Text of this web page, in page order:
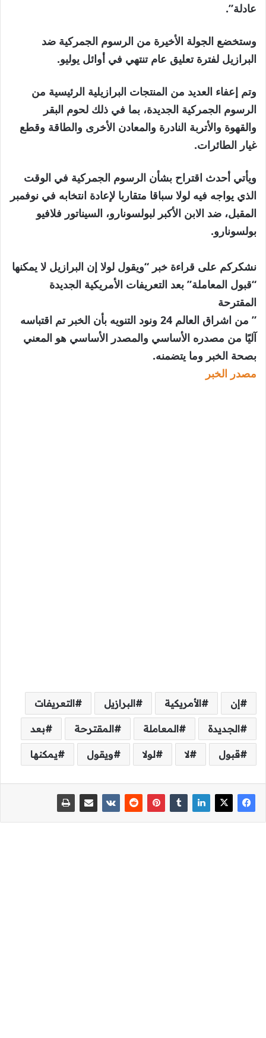
عادلة”.
وستخضع الجولة الأخيرة من الرسوم الجمركية ضد
البرازيل لفترة تعليق عام تنتهي في أوائل يوليو.
وتم إعفاء العديد من المنتجات البرازيلية الرئيسية من
الرسوم الجمركية الجديدة، بما في ذلك لحوم البقر
والقهوة والأتربة النادرة والمعادن الأخرى والطاقة وقطع
غيار الطائرات.
ويأتي أحدث اقتراح بشأن الرسوم الجمركية في الوقت
الذي يواجه فيه لولا سباقا متقاربا لإعادة انتخابه في نوفمبر
المقبل، ضد الابن الأكبر لبولسونارو، السيناتور فلافيو
بولسونارو.
نشكركم على قراءة خبر “ويقول لولا إن البرازيل لا يمكنها
“قبول المعاملة” بعد التعريفات الأمريكية الجديدة
المقترحة
” من اشراق العالم 24 ونود التنويه بأن الخبر تم اقتباسه
آليًا من مصدره الأساسي والمصدر الأساسي هو المعني
بصحة الخبر وما يتضمنه.
مصدر الخبر
إن الأمريكية البرازيل التعريفات
الجديدة المعاملة المقترحة بعد
قبول لا لولا ويقول يمكنها